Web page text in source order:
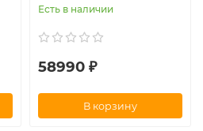
Есть в наличии
58990 ₽
В корзину